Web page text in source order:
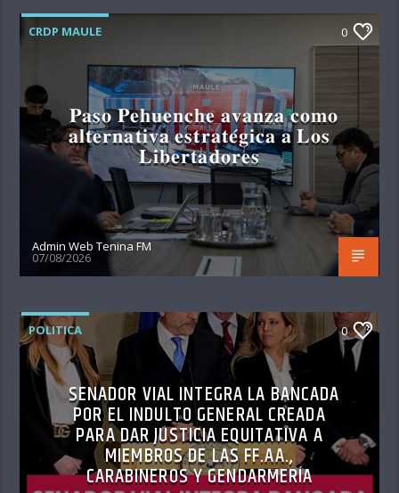
CRDP MAULE 0
𝐏𝐚𝐬𝐨 𝐏𝐞𝐡𝐮𝐞𝐧𝐜𝐡𝐞 𝐚𝐯𝐚𝐧𝐳𝐚 𝐜𝐨𝐦𝐨
𝐚𝐥𝐭𝐞𝐫𝐧𝐚𝐭𝐢𝐯𝐚 𝐞𝐬𝐭𝐫𝐚𝐭𝐞́𝐠𝐢𝐜𝐚 𝐚 𝐋𝐨𝐬
𝐋𝐢𝐛𝐞𝐫𝐭𝐚𝐝𝐨𝐫𝐞𝐬
Admin Web Tenina FM
07/08/2026
POLITICA 0
SENADOR VIAL INTEGRA LA BANCADA
POR EL INDULTO GENERAL CREADA
PARA DAR JUSTICIA EQUITATIVA A
MIEMBROS DE LAS FF.AA.,
CARABINEROS Y GENDARMERÍA